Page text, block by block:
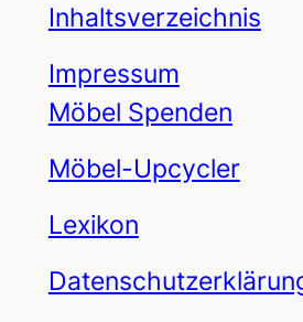
Inhaltsverzeichnis
Impressum
Möbel Spenden
Möbel-Upcycler
Lexikon